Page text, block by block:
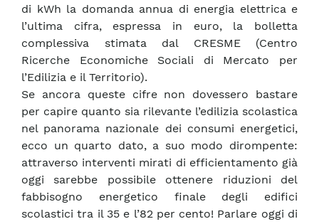
di kWh la domanda annua di energia elettrica e
l’ultima cifra, espressa in euro, la bolletta
complessiva stimata dal CRESME (Centro
Ricerche Economiche Sociali di Mercato per
l’Edilizia e il Territorio).
Se ancora queste cifre non dovessero bastare
per capire quanto sia rilevante l’edilizia scolastica
nel panorama nazionale dei consumi energetici,
ecco un quarto dato, a suo modo dirompente:
attraverso interventi mirati di efficientamento già
oggi sarebbe possibile ottenere riduzioni del
fabbisogno energetico finale degli edifici
scolastici tra il 35 e l’82 per cento! Parlare oggi di